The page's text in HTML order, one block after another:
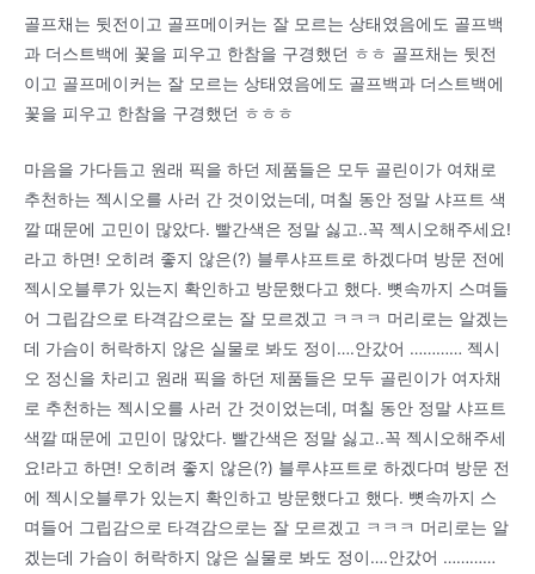
골프채는 뒷전이고 골프메이커는 잘 모르는 상태였음에도 골프백
과 더스트백에 꽃을 피우고 한참을 구경했던 ㅎㅎ 골프채는 뒷전
이고 골프메이커는 잘 모르는 상태였음에도 골프백과 더스트백에
꽃을 피우고 한참을 구경했던 ㅎㅎㅎ
마음을 가다듬고 원래 픽을 하던 제품들은 모두 골린이가 여채로
추천하는 젝시오를 사러 간 것이었는데, 며칠 동안 정말 샤프트 색
깔 때문에 고민이 많았다. 빨간색은 정말 싫고..꼭 젝시오해주세요!
라고 하면! 오히려 좋지 않은(?) 블루샤프트로 하겠다며 방문 전에
젝시오블루가 있는지 확인하고 방문했다고 했다. 뼛속까지 스며들
어 그립감으로 타격감으로는 잘 모르겠고 ㅋㅋㅋ 머리로는 알겠는
데 가슴이 허락하지 않은 실물로 봐도 정이….안갔어 ………… 젝시
오 정신을 차리고 원래 픽을 하던 제품들은 모두 골린이가 여자채
로 추천하는 젝시오를 사러 간 것이었는데, 며칠 동안 정말 샤프트
색깔 때문에 고민이 많았다. 빨간색은 정말 싫고..꼭 젝시오해주세
요!라고 하면! 오히려 좋지 않은(?) 블루샤프트로 하겠다며 방문 전
에 젝시오블루가 있는지 확인하고 방문했다고 했다. 뼛속까지 스
며들어 그립감으로 타격감으로는 잘 모르겠고 ㅋㅋㅋ 머리로는 알
겠는데 가슴이 허락하지 않은 실물로 봐도 정이….안갔어 …………